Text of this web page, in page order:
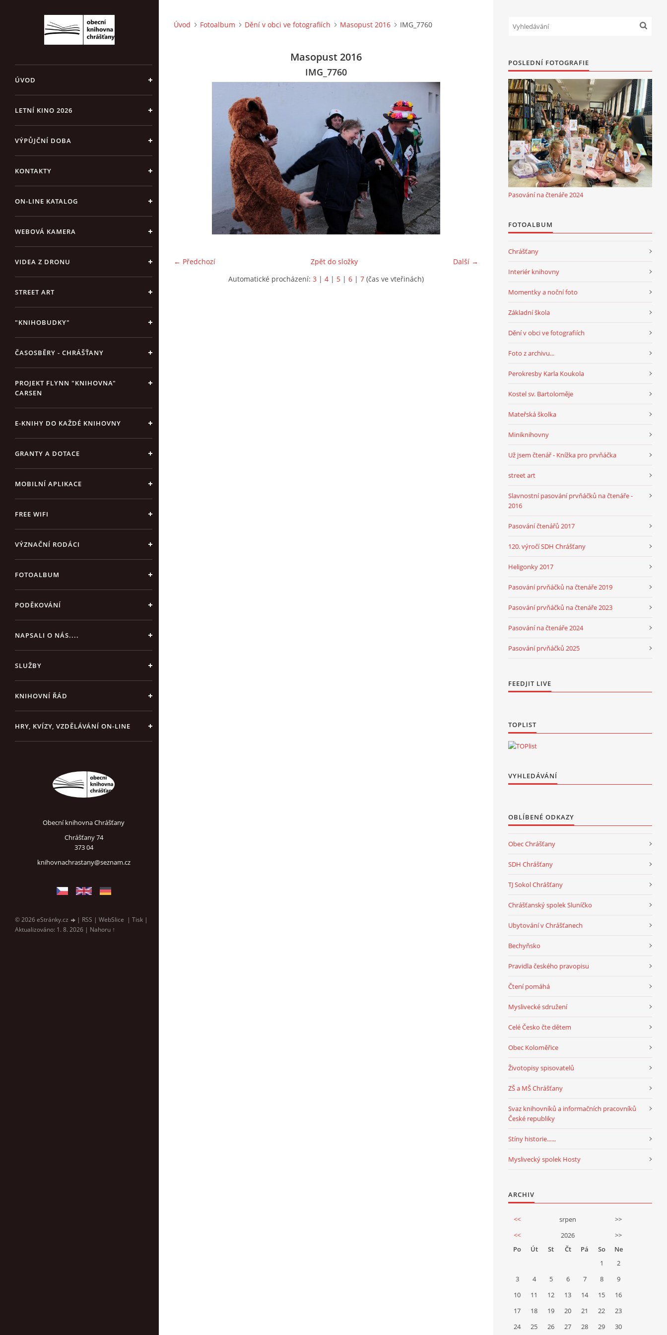
ÚVOD
LETNÍ KINO 2026
VÝPŮJČNÍ DOBA
KONTAKTY
ON-LINE KATALOG
WEBOVÁ KAMERA
VIDEA Z DRONU
STREET ART
"KNIHOBUDKY"
ČASOSBĚRY - CHRÁŠŤANY
PROJEKT FLYNN "KNIHOVNA"
CARSEN
E-KNIHY DO KAŽDÉ KNIHOVNY
GRANTY A DOTACE
MOBILNÍ APLIKACE
FREE WIFI
VÝZNAČNÍ RODÁCI
FOTOALBUM
PODĚKOVÁNÍ
NAPSALI O NÁS....
SLUŽBY
KNIHOVNÍ ŘÁD
HRY, KVÍZY, VZDĚLÁVÁNÍ ON-LINE
Obecní knihovna Chrášťany
Chrášťany 74
373 04
knihovnachrastany@seznam.cz
© 2026 eStránky.cz | RSS | WebSlice | Tisk |
Aktualizováno: 1. 8. 2026 | Nahoru ↑
Úvod Fotoalbum Dění v obci ve fotografiích Masopust 2016 IMG_7760
Masopust 2016
IMG_7760
← Předchozí Další →
Zpět do složky
Automatické procházení: 3 | 4 | 5 | 6 | 7 (čas ve vteřinách)
POSLEDNÍ FOTOGRAFIE
Pasování na čtenáře 2024
FOTOALBUM
Chrášťany
Interiér knihovny
Momentky a noční foto
Základní škola
Dění v obci ve fotografiích
Foto z archivu...
Perokresby Karla Koukola
Kostel sv. Bartoloměje
Mateřská školka
Miniknihovny
Už jsem čtenář - Knížka pro prvňáčka
street art
Slavnostní pasování prvňáčků na čtenáře -
2016
Pasování čtenářů 2017
120. výročí SDH Chrášťany
Heligonky 2017
Pasování prvňáčků na čtenáře 2019
Pasování prvňáčků na čtenáře 2023
Pasování na čtenáře 2024
Pasování prvňáčků 2025
FEEDJIT LIVE
TOPLIST
VYHLEDÁVÁNÍ
OBLÍBENÉ ODKAZY
Obec Chrášťany
SDH Chrášťany
TJ Sokol Chrášťany
Chrášťanský spolek Sluníčko
Ubytování v Chrášťanech
Bechyňsko
Pravidla českého pravopisu
Čtení pomáhá
Myslivecké sdružení
Celé Česko čte dětem
Obec Koloměřice
Životopisy spisovatelů
ZŠ a MŠ Chrášťany
Svaz knihovníků a informačních pracovníků
České republiky
Stíny historie......
Myslivecký spolek Hosty
ARCHIV
<< srpen
>>
<<
2026
>>
Po
Út St Čt Pá So
Ne
1
2
3
4 5 6 7 8
9
10
11 12 13 14 15
16
17
18 19 20 21 22
23
24
25 26 27 28 29 30